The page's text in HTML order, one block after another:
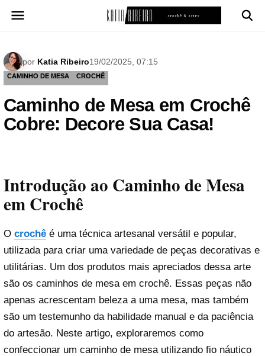
para
por Katia Ribeiro19/02/2025, 07:15
CAMINHO DE MESA CROCHÊ
Caminho de Mesa em Crochê
Cobre: Decore Sua Casa!
Introdução ao Caminho de Mesa
em Crochê
O crochê é uma técnica artesanal versátil e popular,
utilizada para criar uma variedade de peças decorativas e
utilitárias. Um dos produtos mais apreciados dessa arte
são os caminhos de mesa em crochê. Essas peças não
apenas acrescentam beleza a uma mesa, mas também
são um testemunho da habilidade manual e da paciência
do artesão. Neste artigo, exploraremos como
confeccionar um caminho de mesa utilizando fio náutico